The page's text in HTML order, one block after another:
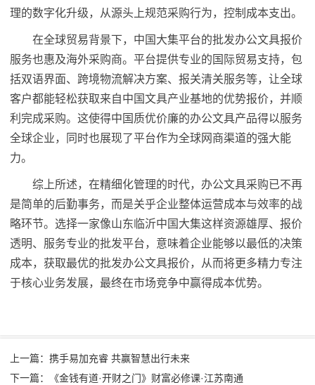
理的数字化升级，从源头上规范采购行为，控制成本支出。
在全球贸易背景下，中国大集平台的批发办公文具报价
服务也惠及海外采购商。平台提供专业的国际贸易支持，包
括双语界面、跨境物流解决方案、报关清关服务等，让全球
客户都能轻松获取来自中国文具产业基地的优势报价，并顺
利完成采购。这使得中国质优价廉的办公文具产品得以服务
全球企业，同时也展现了平台作为全球网商渠道的强大能
力。
综上所述，在精细化管理的时代，办公文具采购已不再
是简单的后勤事务，而是关乎企业整体运营成本与效率的战
略环节。选择一家像山东临沂中国大集这样资源雄厚、报价
透明、服务专业的批发平台，意味着企业能够以最低的决策
成本，获取最优的批发办公文具报价，从而将更多精力专注
于核心业务发展，最终在市场竞争中赢得成本优势。
上一篇：携手易加充睿 共赢智慧出行未来
下一篇：《金钱有道·开财之门》财富必修课·江苏南通